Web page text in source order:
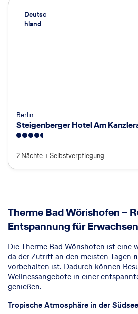
Deutsc
hland
Berlin
Steigenberger Hotel Am
2 Nächte + Selbstverpflegung
Therme Bad Wörishofen –
Entspannung für
Die Therme Bad Wörishofen ist eine
da der Zutritt an den meisten Tagen
vorbehalten ist. Dadurch können
Wellnessangebote in einer
genießen.
Tropische Atmosphäre in der